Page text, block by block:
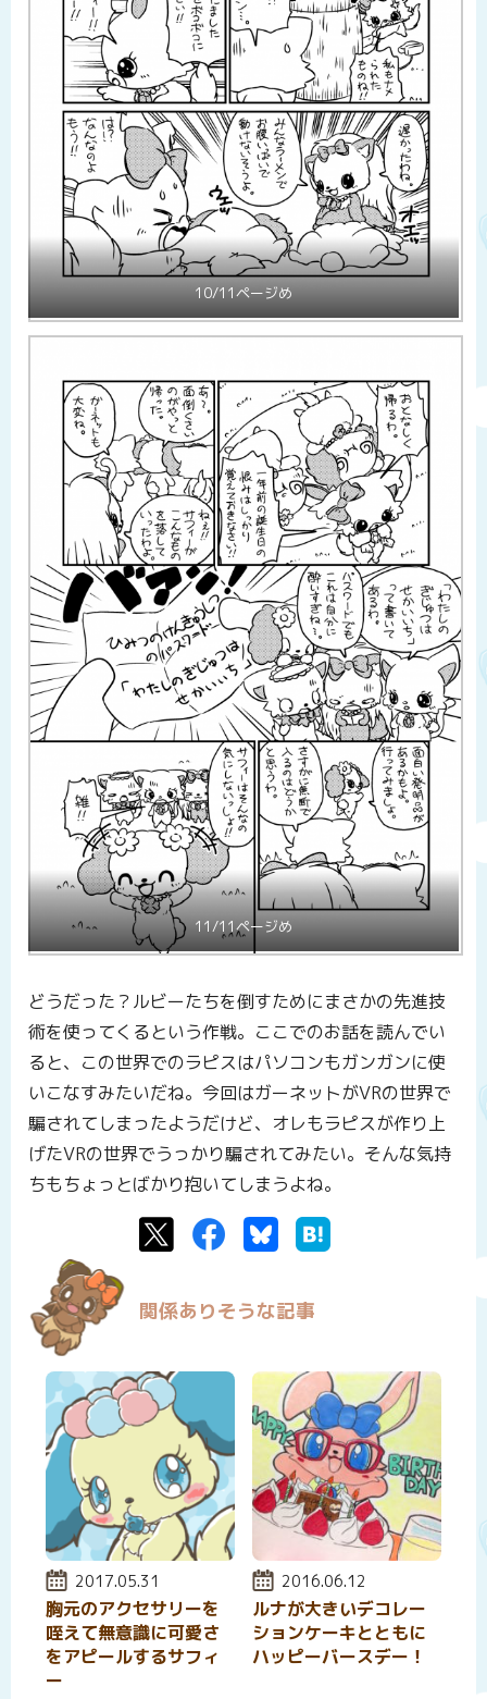
10/11ページめ
11/11ページめ
どうだった？ルビーたちを倒すためにまさかの先進技
術を使ってくるという作戦。ここでのお話を読んでい
ると、この世界でのラピスはパソコンもガンガンに使
いこなすみたいだね。今回はガーネットがVRの世界で
騙されてしまったようだけど、オレもラピスが作り上
げたVRの世界でうっかり騙されてみたい。そんな気持
ちもちょっとばかり抱いてしまうよね。
TwitterFacebookBluesky
関係ありそうな記事
投稿日:
2017.05.31
胸元のアクセサリーを
咥えて無意識に可愛さ
をアピールするサフィ
ー
投稿日:
2016.06.12
ルナが大きいデコレー
ションケーキとともに
ハッピーバースデー！